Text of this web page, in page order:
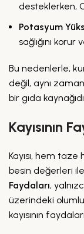
desteklerken,
Potasyum
sağlığını korur
Bu nedenlerle,
değil, aynı
bir gıda
Kayısının
Kayısı, hem
besin değerleri
Faydaları,
üzerindeki
kayısının